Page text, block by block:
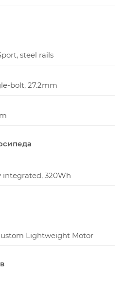
steel rails
bolt, 27.2mm
integrated, 320Wh
Lightweight Motor